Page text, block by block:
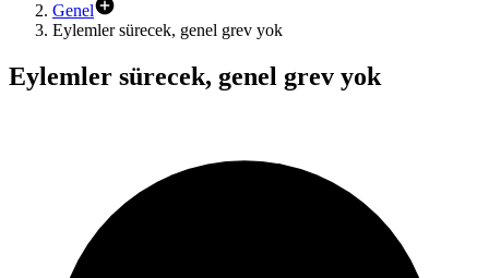
Genel
Eylemler sürecek, genel grev yok
Eylemler sürecek, genel grev yok